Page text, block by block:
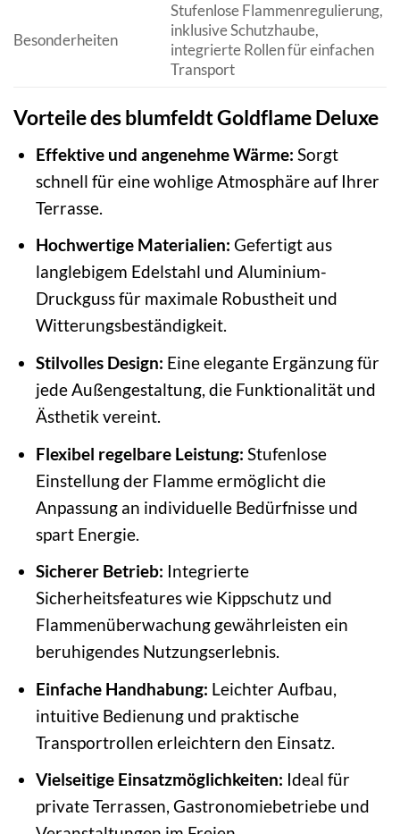
Besonderheiten
Stufenlose Flammenregulierung,
inklusive Schutzhaube,
integrierte Rollen für einfachen
Transport
Vorteile des blumfeldt Goldflame Deluxe
Effektive und angenehme Wärme: Sorgt
schnell für eine wohlige Atmosphäre auf Ihrer
Terrasse.
Hochwertige Materialien: Gefertigt aus
langlebigem Edelstahl und Aluminium-
Druckguss für maximale Robustheit und
Witterungsbeständigkeit.
Stilvolles Design: Eine elegante Ergänzung für
jede Außengestaltung, die Funktionalität und
Ästhetik vereint.
Flexibel regelbare Leistung: Stufenlose
Einstellung der Flamme ermöglicht die
Anpassung an individuelle Bedürfnisse und
spart Energie.
Sicherer Betrieb: Integrierte
Sicherheitsfeatures wie Kippschutz und
Flammenüberwachung gewährleisten ein
beruhigendes Nutzungserlebnis.
Einfache Handhabung: Leichter Aufbau,
intuitive Bedienung und praktische
Transportrollen erleichtern den Einsatz.
Vielseitige Einsatzmöglichkeiten: Ideal für
private Terrassen, Gastronomiebetriebe und